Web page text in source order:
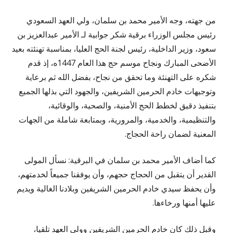
من جهته، وجه الأمير محمد بن سلمان، ولي العهد السعودي
رئيس مجلس الوزراء برقية شكر جوابية لـ الأمير عبدالعزيز بن
سعود، وزير الداخلية، رئيس لجنة الحج العليا، بمناسبة تهنئته بعيد
الأضحى المبارك ونجاح موسم حج هذا العام 1447ه، إذ قدم
شكره على التهنئة وما تحقق من نجاح، بفضل الله ثم برعاية
وتوجيهات خادم الحرمين الشريفين، والجهود التي بذلها الجميع
بتنفيذ دقيق لخطط الحج الأمنية، والصحية، والوقائية،
والتنظيمية، والخدمية، والمرورية، وبمتابعة شاملة من الجهات
المعنية لضمان راحة الحجاج.
كما أضاف الأمير محمد بن سلمان في البرقية: نسأل المولى
القدير أن يتقبل من الحجاج حجهم، وأن يوفقنا جميعاً لخدمتهم،
وأن يحفظ سيدي خادم الحرمين الشريفين وبلادنا الغالية ويديم
عليها أمنها ورخاءها.
وقبل ذلك كان خادم الحرمين الشريفين وولي العهد تلقيا،